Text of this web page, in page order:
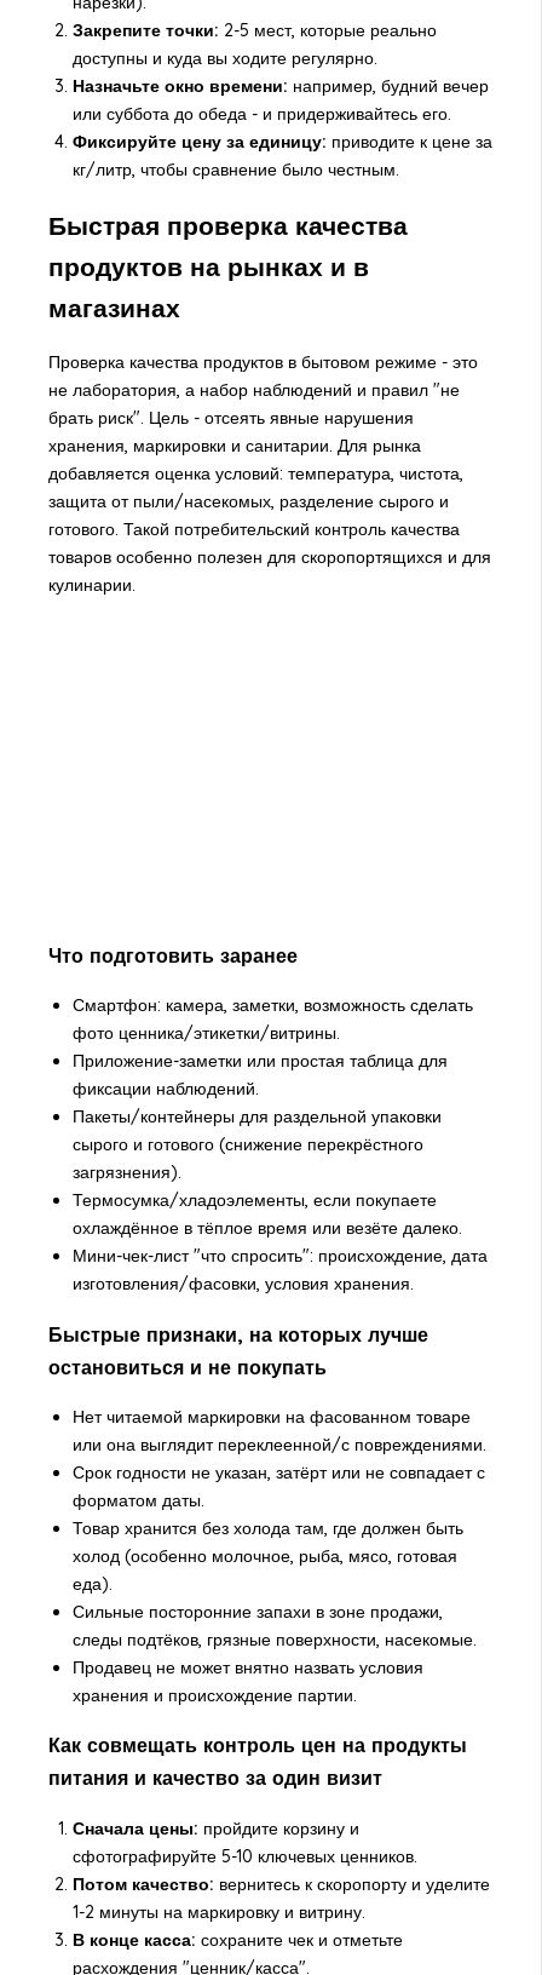
Закрепите точки: 2-5 мест, которые реально
доступны и куда вы ходите регулярно.
Назначьте окно времени: например, будний вечер
или суббота до обеда - и придерживайтесь его.
Фиксируйте цену за единицу: приводите к цене за
кг/литр, чтобы сравнение было честным.
Быстрая проверка качества
продуктов на рынках и в
магазинах
Проверка качества продуктов в бытовом режиме - это
не лаборатория, а набор наблюдений и правил "не
брать риск". Цель - отсеять явные нарушения
хранения, маркировки и санитарии. Для рынка
добавляется оценка условий: температура, чистота,
защита от пыли/насекомых, разделение сырого и
готового. Такой потребительский контроль качества
товаров особенно полезен для скоропортящихся и для
кулинарии.
Что подготовить заранее
Смартфон: камера, заметки, возможность сделать
фото ценника/этикетки/витрины.
Приложение-заметки или простая таблица для
фиксации наблюдений.
Пакеты/контейнеры для раздельной упаковки
сырого и готового (снижение перекрёстного
загрязнения).
Термосумка/хладоэлементы, если покупаете
охлаждённое в тёплое время или везёте далеко.
Мини-чек-лист "что спросить": происхождение, дата
изготовления/фасовки, условия хранения.
Быстрые признаки, на которых лучше
остановиться и не покупать
Нет читаемой маркировки на фасованном товаре
или она выглядит переклеенной/с повреждениями.
Срок годности не указан, затёрт или не совпадает с
форматом даты.
Товар хранится без холода там, где должен быть
холод (особенно молочное, рыба, мясо, готовая
еда).
Сильные посторонние запахи в зоне продажи,
следы подтёков, грязные поверхности, насекомые.
Продавец не может внятно назвать условия
хранения и происхождение партии.
Как совмещать контроль цен на продукты
питания и качество за один визит
Сначала цены: пройдите корзину и
сфотографируйте 5-10 ключевых ценников.
Потом качество: вернитесь к скоропорту и уделите
1-2 минуты на маркировку и витрину.
В конце касса: сохраните чек и отметьте
расхождения "ценник/касса".